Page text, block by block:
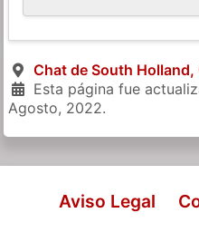
Chat de South
Esta página fue
Agosto, 2022.
Aviso Legal